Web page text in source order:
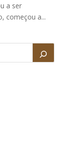
a ser
começou a...